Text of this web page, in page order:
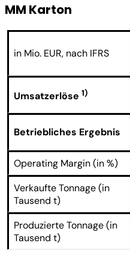
MM Karton
in Mio. EUR, nach IFRS
Umsatzerlöse 1)
Betriebliches Ergebnis
Operating Margin (in %)
Verkaufte Tonnage (in
Tausend t)
Produzierte Tonnage (in
Tausend t)